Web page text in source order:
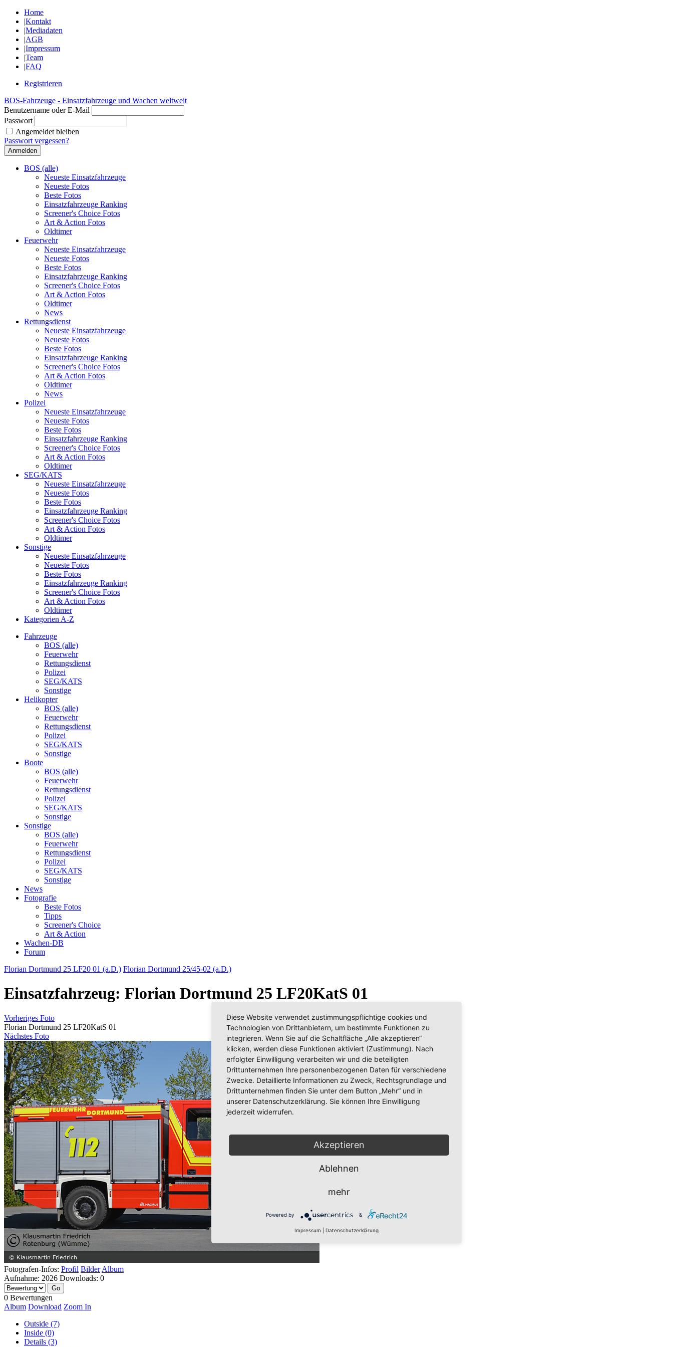
Home
|Kontakt
|Mediadaten
|AGB
|Impressum
|Team
|FAQ
Registrieren
BOS-Fahrzeuge - Einsatzfahrzeuge und Wachen weltweit
Benutzername oder E-Mail
Passwort
Angemeldet bleiben
Passwort vergessen?
BOS (alle)
Neueste Einsatzfahrzeuge
Neueste Fotos
Beste Fotos
Einsatzfahrzeuge Ranking
Screener's Choice Fotos
Art & Action Fotos
Oldtimer
Feuerwehr
Neueste Einsatzfahrzeuge
Neueste Fotos
Beste Fotos
Einsatzfahrzeuge Ranking
Screener's Choice Fotos
Art & Action Fotos
Oldtimer
News
Rettungsdienst
Neueste Einsatzfahrzeuge
Neueste Fotos
Beste Fotos
Einsatzfahrzeuge Ranking
Screener's Choice Fotos
Art & Action Fotos
Oldtimer
News
Polizei
Neueste Einsatzfahrzeuge
Neueste Fotos
Beste Fotos
Einsatzfahrzeuge Ranking
Screener's Choice Fotos
Art & Action Fotos
Oldtimer
SEG/KATS
Neueste Einsatzfahrzeuge
Neueste Fotos
Beste Fotos
Einsatzfahrzeuge Ranking
Screener's Choice Fotos
Art & Action Fotos
Oldtimer
Sonstige
Neueste Einsatzfahrzeuge
Neueste Fotos
Beste Fotos
Einsatzfahrzeuge Ranking
Screener's Choice Fotos
Art & Action Fotos
Oldtimer
Kategorien A-Z
Fahrzeuge
BOS (alle)
Feuerwehr
Rettungsdienst
Polizei
SEG/KATS
Sonstige
Helikopter
BOS (alle)
Feuerwehr
Rettungsdienst
Polizei
SEG/KATS
Sonstige
Boote
BOS (alle)
Feuerwehr
Rettungsdienst
Polizei
SEG/KATS
Sonstige
Sonstige
BOS (alle)
Feuerwehr
Rettungsdienst
Polizei
SEG/KATS
Sonstige
News
Fotografie
Beste Fotos
Tipps
Screener's Choice
Art & Action
Wachen-DB
Forum
Florian Dortmund 25 LF20 01 (a.D.) Florian Dortmund 25/45-02 (a.D.)
Einsatzfahrzeug: Florian Dortmund 25 LF20KatS 01
Vorheriges Foto
Florian Dortmund 25 LF20KatS 01
Nächstes Foto
Fotografen-Infos: Profil Bilder Album
Aufnahme: 2026 Downloads: 0
0 Bewertungen
Album Download Zoom In
Outside (7)
Inside (0)
Details (3)
Diese Website verwendet zustimmungspflichtige cookies und
Technologien von Drittanbietern, um bestimmte Funktionen zu
integrieren. Wenn Sie auf die Schaltfläche „Alle akzeptieren“
klicken, werden diese Funktionen aktiviert (Zustimmung). Nach
erfolgter Einwilligung verarbeiten wir und die beteiligten
Drittunternehmen Ihre personenbezogenen Daten für verschiedene
Zwecke. Detaillierte Informationen zu Zweck, Rechtsgrundlage und
Drittunternehmen finden Sie unter dem Button „Mehr“ und in
unserer Datenschutzerklärung. Sie können Ihre Einwilligung
jederzeit widerrufen.
Akzeptieren
Ablehnen
mehr
Powered by &
Impressum Datenschutzerklärung